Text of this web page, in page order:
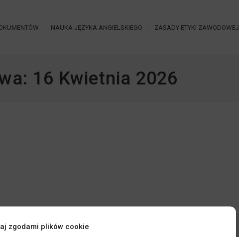
zgodami plików cookie
NAUKA JĘZYKA ANGIELSKIEGO ZASADY ETYKI ZAWODOWEJ
16 Kwietnia 2026